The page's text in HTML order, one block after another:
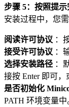
步骤 5：按照提
安装过程中，您需
阅读许可协议 ：
接受许可协议 ：
选择安装路径 ：
接按 Enter 即可，
是否初始化
PATH 环境变量中